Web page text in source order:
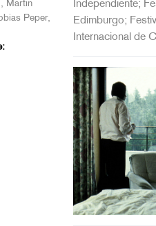
Martin
Peper,
Independiente;
Edimburgo;
Internacional de